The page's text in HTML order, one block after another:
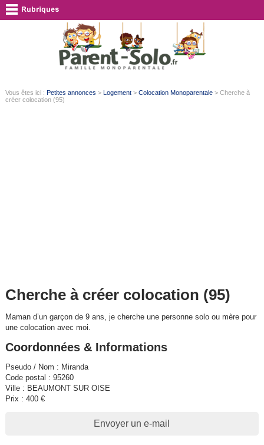
Vous êtes ici : Petites annonces > Logement> Colocation Monoparentale> Cherche à
créer colocation (95)
Cherche à créer colocation (95)
Maman d’un garçon de 9 ans, je cherche une personne solo ou mère pour
une colocation avec moi.
Coordonnées & Informations
Pseudo / Nom : Miranda
Code postal : 95260
Ville : BEAUMONT SUR OISE
Prix : 400 €
Envoyer un e-mail